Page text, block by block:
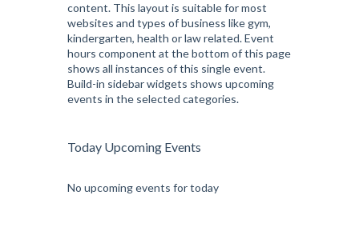
Intermediate
Kevin Nomak
content. This layout is suitable for most
websites and types of business like gym,
kindergarten, health or law related. Event
hours component at the bottom of this page
shows all instances of this single event.
Build-in sidebar widgets shows upcoming
events in the selected categories.
Today Upcoming Events
No upcoming events for today